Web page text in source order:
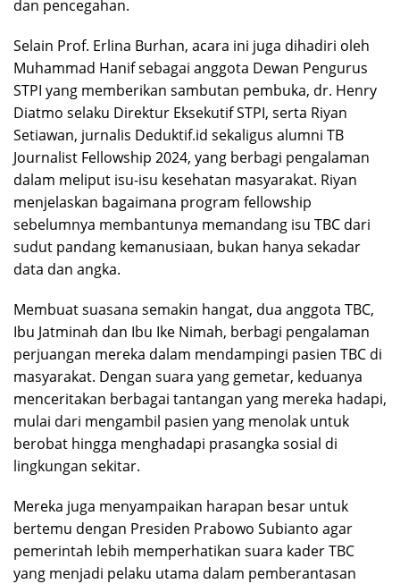
dan pencegahan.
Selain Prof. Erlina Burhan, acara ini juga dihadiri oleh
Muhammad Hanif sebagai anggota Dewan Pengurus
STPI yang memberikan sambutan pembuka, dr. Henry
Diatmo selaku Direktur Eksekutif STPI, serta Riyan
Setiawan, jurnalis Deduktif.id sekaligus alumni TB
Journalist Fellowship 2024, yang berbagi pengalaman
dalam meliput isu-isu kesehatan masyarakat. Riyan
menjelaskan bagaimana program fellowship
sebelumnya membantunya memandang isu TBC dari
sudut pandang kemanusiaan, bukan hanya sekadar
data dan angka.
Membuat suasana semakin hangat, dua anggota TBC,
Ibu Jatminah dan Ibu Ike Nimah, berbagi pengalaman
perjuangan mereka dalam mendampingi pasien TBC di
masyarakat. Dengan suara yang gemetar, keduanya
menceritakan berbagai tantangan yang mereka hadapi,
mulai dari mengambil pasien yang menolak untuk
berobat hingga menghadapi prasangka sosial di
lingkungan sekitar.
Mereka juga menyampaikan harapan besar untuk
bertemu dengan Presiden Prabowo Subianto agar
pemerintah lebih memperhatikan suara kader TBC
yang menjadi pelaku utama dalam pemberantasan